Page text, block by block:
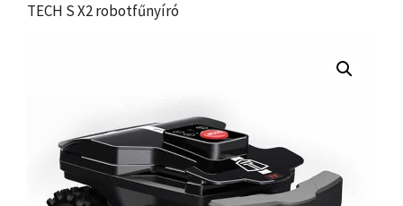
TECH S X2 robotfűnyíró